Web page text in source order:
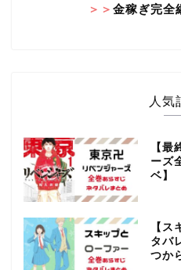
＞＞ 金稼ぎ完全
人気
【
ーズ
ベ】
【
タバ
つか